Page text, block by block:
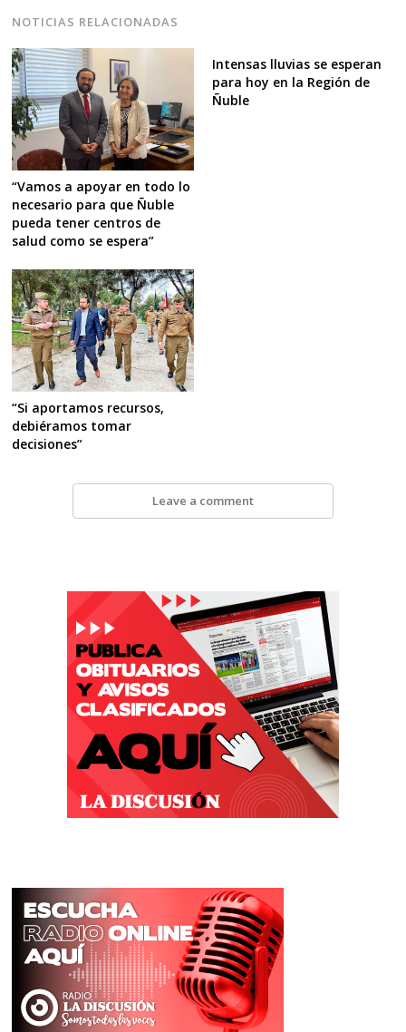
NOTICIAS RELACIONADAS
“Vamos a apoyar en todo lo
necesario para que Ñuble
pueda tener centros de
salud como se espera”
Intensas lluvias se esperan
para hoy en la Región de
Ñuble
“Si aportamos recursos,
debiéramos tomar
decisiones”
Leave a comment